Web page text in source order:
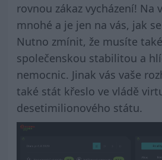
rovnou zákaz vycházení! Na
mnohé a je jen na vás, jak
Nutno zmínit, že musíte
společenskou stabilitou a
nemocnic. Jinak vás vaše
také stát křeslo ve vládě
desetimilionového státu.